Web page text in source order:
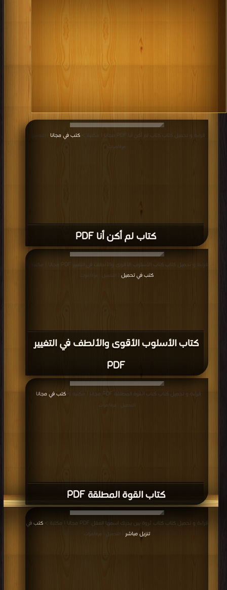
يهتم بتحسين نوعية الموارد البشرية في المجتمع وتحسين النوعية
العاملين فيها سواء على المستوى الإداري شموليا لتشمل كل العاملين
على جميع مستوياتهم الوظيفية.
كتب اكبر مكتبة التنميه البشريه
كتاب لم أكن أنا PDF
قراءة و تحميل كتاب كتاب لم أكن أنا PDF مجانا | مكتبة > كتب في مجانا | التحميل :
مرة/مرات
كتاب الأسلوب الأقوى والألطف في التغيير
PDF
قراءة و تحميل كتاب كتاب الأسلوب الأقوى والألطف في التغيير PDF مجانا | مكتبة >
كتب في تحميل
| التحميل : مرة/مرات
كتاب القوة المطلقة PDF
قراءة و تحميل كتاب كتاب القوة المطلقة PDF مجانا | مكتبة > كتب في مجانا
التحميل : مرة/مرات
قراءة و تحميل كتاب كتاب ثروة بين يديك اسمها العقل PDF مجانا | مكتبة >
كتب في
تنزيل مباشر | التحميل : مرة/مرات